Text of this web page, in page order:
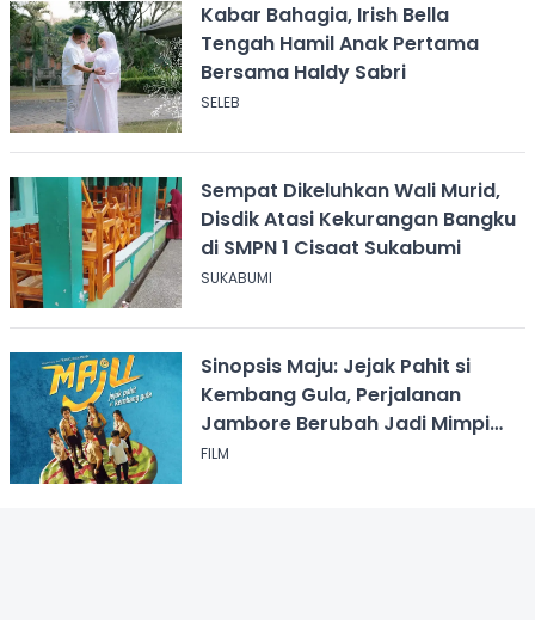
Kabar Bahagia, Irish Bella
Tengah Hamil Anak Pertama
Bersama Haldy Sabri
SELEB
Sempat Dikeluhkan Wali Murid,
Disdik Atasi Kekurangan Bangku
di SMPN 1 Cisaat Sukabumi
SUKABUMI
Sinopsis Maju: Jejak Pahit si
Kembang Gula, Perjalanan
Jambore Berubah Jadi Mimpi
Buruk
FILM